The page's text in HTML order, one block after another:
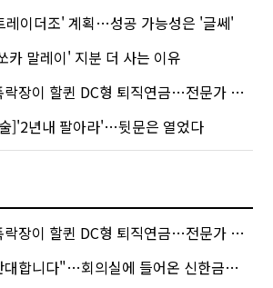
레이더조' 계획…성공 가능성은 '글쎄'
카 말레이' 지분 더 사는 이유
이 할퀸 DC형 퇴직연금…전문가 조언은
]'2년내 팔아라'…뒷문은 열었다
이 할퀸 DC형 퇴직연금…전문가 조언은
합니다"…회의실에 들어온 신한금융 AI